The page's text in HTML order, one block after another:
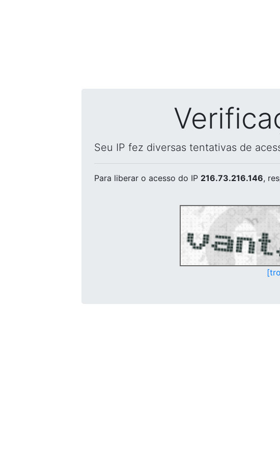
Seu IP fez diversas tentativas de
Para liberar o acesso do IP 216.73.216.146,